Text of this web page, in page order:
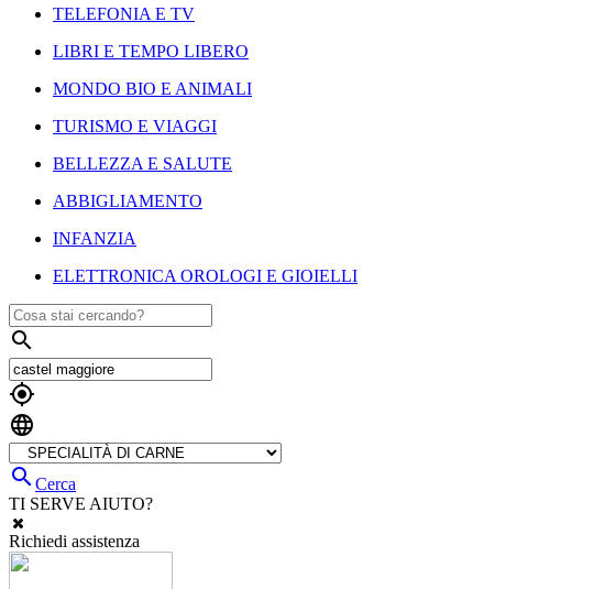
TELEFONIA E TV
LIBRI E TEMPO LIBERO
MONDO BIO E ANIMALI
TURISMO E VIAGGI
BELLEZZA E SALUTE
ABBIGLIAMENTO
INFANZIA
ELETTRONICA OROLOGI E GIOIELLI



Cerca
TI SERVE AIUTO?
Richiedi assistenza